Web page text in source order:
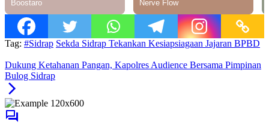
Tag: #Sidrap Sekda Sidrap Tekankan Kesiapsiagaan Jajaran BPBD
Dukung Ketahanan Pangan, Kapolres Audience Bersama Pimpinan
Bulog Sidrap